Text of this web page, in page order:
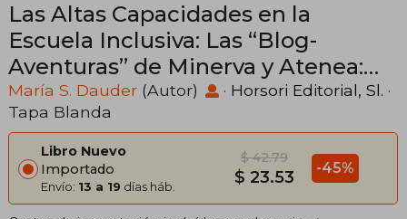
Las Altas Capacidades en la
Escuela Inclusiva: Las “Blog-
Aventuras” de Minerva y Atenea:
#Historia #Mujeres (Colección
Manuales)
María S. Dauder (Autor) · Horsori Editorial, Sl. ·
Tapa Blanda
Libro Nuevo
Importado
Envío: 13 a 19 días háb.
$ 42.79
$ 23.53 -45%